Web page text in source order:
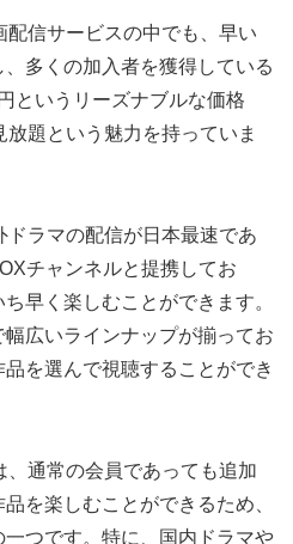
信サービスの中でも、早い
多くの加入者を獲得している
というリーズナブルな価格
題という魅力を持っていま
ラマの配信が日本最速であ
チャンネルと提携してお
早く楽しむことができます。
広いラインナップが揃ってお
を選んで視聴することができ
通常の会員であっても追加
を楽しむことができるため、
つです。特に、国内ドラマや